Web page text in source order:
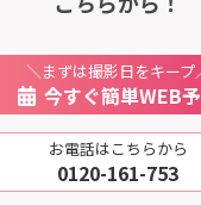
＼まずは撮影日をキープ
今すぐ簡単WEB
お電話はこちらから
0120-161-753